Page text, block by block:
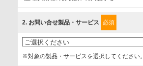
に取扱い、これらで定める範囲内で、サー
内等のために利用させていただいておりま
情報を提供されるお客様（本人）に対して
的、管理者、提供の有無、情報提供の任意
確認し、当社への情報提供がお客様の懸念
2. お問い合せ製品・サービス 必須
※対象の製品・サービスを選択してください。